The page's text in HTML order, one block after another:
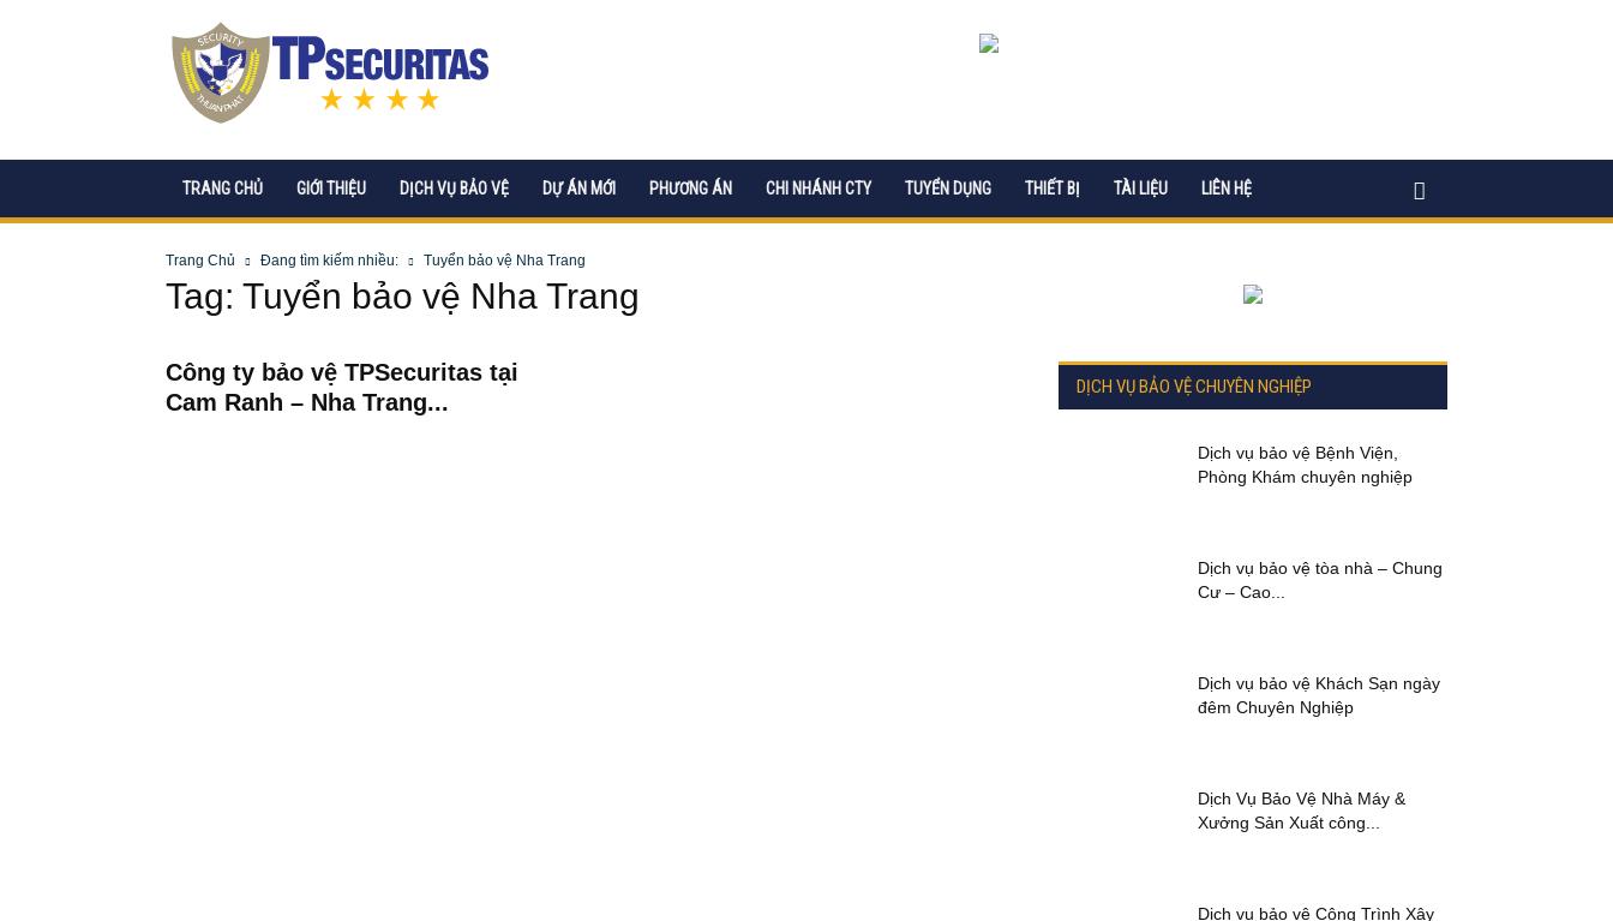
CÔNG
TY
CP
DỊCH
VỆ
TRANG CHỦ GIỚI THIỆU DỊCH VỤ BẢO VỆ DỰ ÁN MỚI PHƯƠNG ÁN CHI NHÁNH CTY TUYỂN DỤNG THIẾT BỊ TÀI LIỆU LIÊN HỆ
Trang Chủ Đang tìm kiếm nhiều: Tuyển bảo vệ Nha Trang
Tag: Tuyển bảo vệ Nha Trang
Công ty bảo vệ TPSecuritas tại
Cam Ranh – Nha Trang...
DỊCH VỤ BẢO VỆ CHUYÊN NGHIỆP
Dịch vụ bảo vệ Bệnh Viện,
Phòng Khám chuyên nghiệp
Dịch vụ bảo vệ tòa nhà – Chung
Cư – Cao...
Dịch vụ bảo vệ Khách Sạn ngày
đêm Chuyên Nghiệp
Dịch Vụ Bảo Vệ Nhà Máy &
Xưởng Sản Xuất công...
Dịch vụ bảo vệ Công Trình Xây